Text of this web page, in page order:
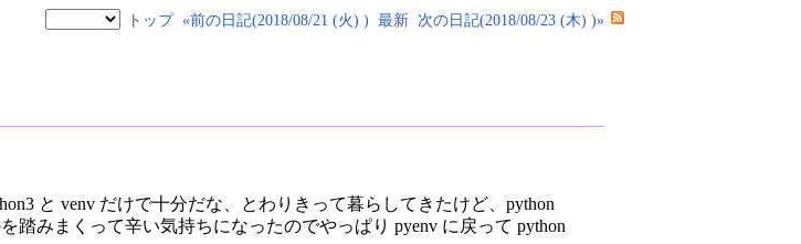
トップ «前の日記(2018/08/21 (火) ) 最新 次の日記(2018/08/23 (木) )»
と venv だけで十分だな、とわりきって暮らしてきたけど、python
踏みまくって辛い気持ちになったのでやっぱり pyenv に戻って python